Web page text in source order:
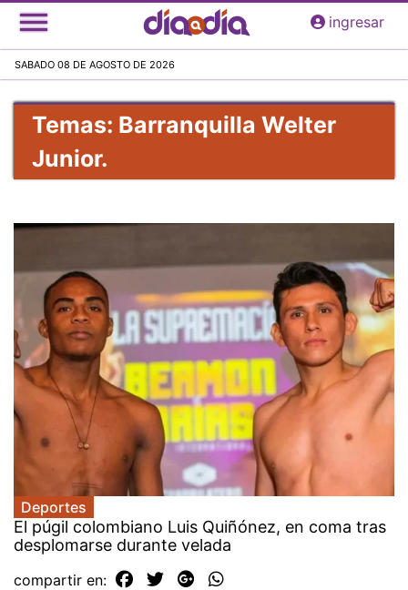
Pasar
al
principal
ingresar
SABADO 08 DE AGOSTO DE 2026
Temas: Barranquilla Welter
Junior.
Deportes
El púgil colombiano Luis Quiñónez, en coma tras
desplomarse durante velada
compartir en: